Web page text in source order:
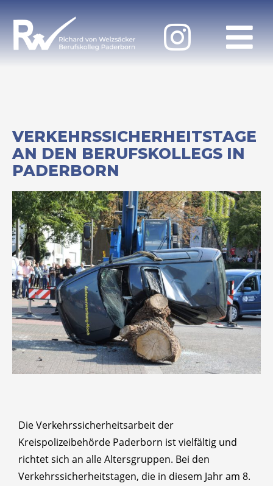
VERKEHRSSICHERHEITSTAGE
AN DEN BERUFSKOLLEGS IN
PADERBORN
Die Verkehrssicherheitsarbeit der
Kreispolizeibehörde Paderborn ist vielfältig und
richtet sich an alle Altersgruppen. Bei den
Verkehrssicherheitstagen, die in diesem Jahr am 8.